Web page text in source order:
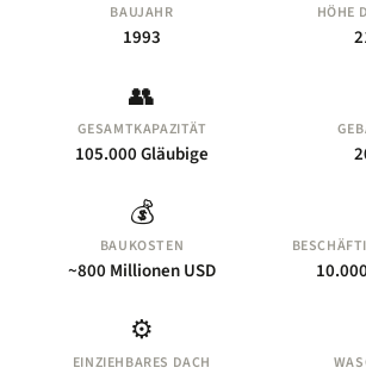
Die Hassan-II.-Moschee steht
Casablanca, Marokko. Ihr 210 Meter
beherbergt einen Laser, der 30
Richtung Mekka zeigt.
BAUJAHR
1993
HÖHE
👥
GESAMTKAPAZITÄT
105.000 Gläubige
💰
BAUKOSTEN
~800 Millionen USD
⚙️
EINZIEHBARES DACH